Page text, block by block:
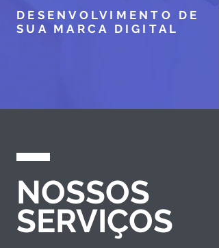
DESENVOLVIMENTO DE
SUA MARCA DIGITAL
NOSSOS
SERVIÇOS